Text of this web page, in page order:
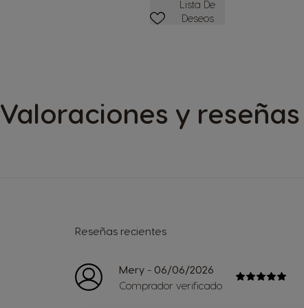
Lista De Deseos
Lista De
Deseos
Valoraciones y reseñas
Reseñas recientes
Mery - 06/06/2026
Comprador verificado